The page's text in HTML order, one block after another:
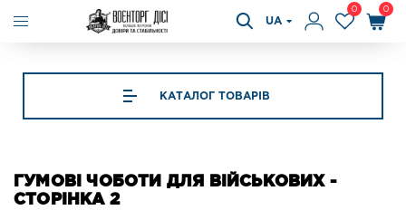
UA
0 0
КАТАЛОГ ТОВАРІВ
ГУМОВІ ЧОБОТИ ДЛЯ ВІЙСЬКОВИХ -
СТОРІНКА 2